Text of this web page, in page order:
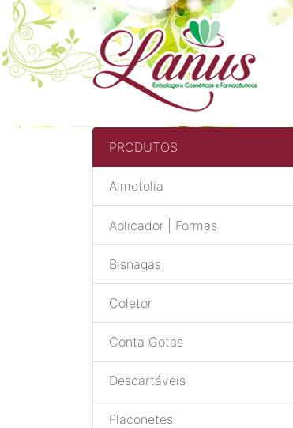
PRODUTOS
Almotolia
Aplicador | Formas
Bisnagas
Coletor
Conta Gotas
Descartáveis
Flaconetes